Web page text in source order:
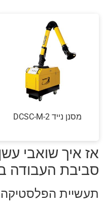
מסנן נייד DCSC-M-2
אז איך שואבי
סביבת העבודה
תעשיית הפלסטיקה